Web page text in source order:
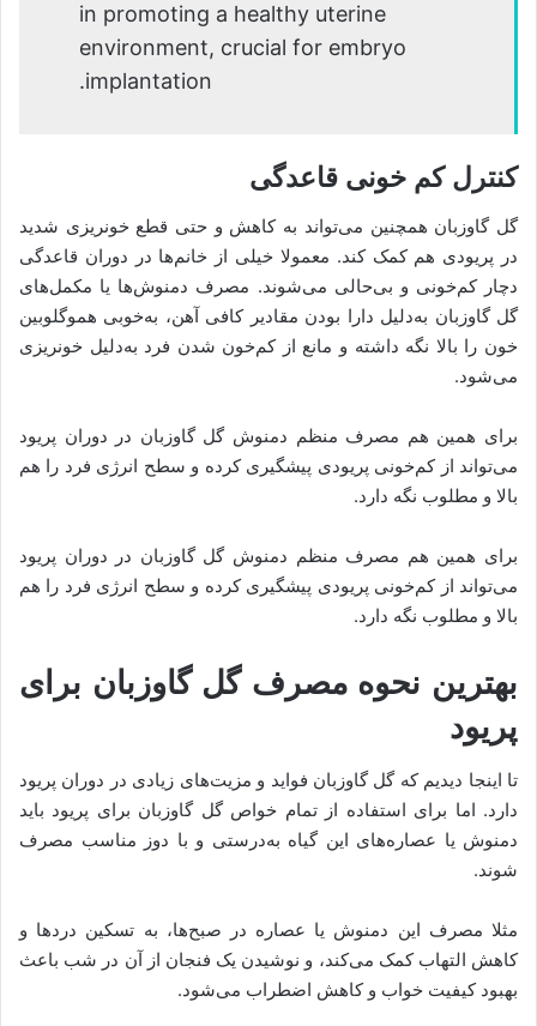
in promoting a healthy uterine
environment, crucial for embryo
implantation.
کنترل کم‌ خونی قاعدگی
گل‌ گاوزبان همچنین می‌تواند به کاهش و حتی قطع خونریزی‌ شدید
در پریودی هم کمک کند. معمولا خیلی از خانم‌ها در دوران قاعدگی
دچار کم‌خونی و بی‌حالی می‌شوند. مصرف دمنوش‌ها یا مکمل‌های
گل گاوزبان به‌دلیل دارا بودن مقادیر کافی آهن، به‌خوبی هموگلوبین
خون را بالا نگه داشته و مانع از کم‌خون شدن فرد به‌دلیل خونریزی
می‌شود.
برای همین هم مصرف منظم دمنوش گل گاوزبان در دوران پریود
می‌تواند از کم‌خونی پریودی پیشگیری کرده و سطح انرژی فرد را هم
بالا و مطلوب نگه دارد.
برای همین هم مصرف منظم دمنوش گل گاوزبان در دوران پریود
می‌تواند از کم‌خونی پریودی پیشگیری کرده و سطح انرژی فرد را هم
بالا و مطلوب نگه دارد.
بهترین نحوه مصرف گل گاوزبان برای
پریود
تا اینجا دیدیم که گل گاوزبان فواید و مزیت‌های زیادی در دوران پریود
دارد. اما برای استفاده از تمام خواص گل گاوزبان برای پریود باید
دمنوش یا عصاره‌های این گیاه به‌درستی و با دوز مناسب مصرف
شوند.
مثلا مصرف این دمنوش یا عصاره در صبح‌‌ها، به تسکین دردها و
کاهش التهاب کمک می‌کند، و نوشیدن یک فنجان از آن در شب باعث
بهبود کیفیت خواب و کاهش اضطراب می‌شود.